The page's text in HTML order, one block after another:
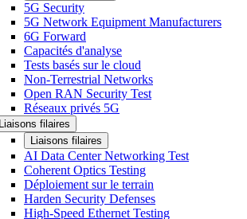
5G Security
5G Network Equipment Manufacturers
6G Forward
Capacités d'analyse
Tests basés sur le cloud
Non-Terrestrial Networks
Open RAN Security Test
Réseaux privés 5G
Liaisons filaires
Liaisons filaires
AI Data Center Networking Test
Coherent Optics Testing
Déploiement sur le terrain
Harden Security Defenses
High-Speed Ethernet Testing